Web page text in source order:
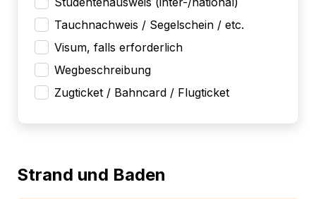
Tauchnachweis / Segelschein / etc.
Visum, falls erforderlich
Wegbeschreibung
Zugticket / Bahncard / Flugticket
Strand und Baden